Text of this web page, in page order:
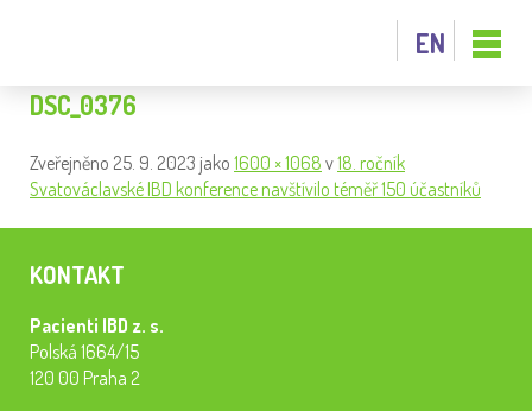
EN
DSC_0376
Zveřejněno 25. 9. 2023 jako 1600 × 1068 v18. ročník
Svatováclavské IBD konference navštívilo téměř 150 účastníků
KONTAKT
Pacienti IBD z. s.
Polská 1664/15
120 00 Praha 2